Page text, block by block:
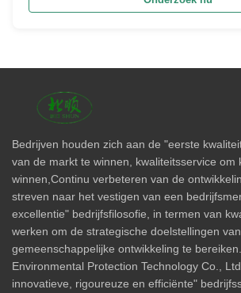
Bedrijven houden zich aan de "eerste
van de markt te winnen, kwaliteitsservice om
winnen,Continu verbeteren van de
streven naar het vestigen van een
excellentie" bedrijfsfilosofie, in termen van
werken om de strategische doelstellingen van
gemeenschappelijke ontwikkeling te
Environmental Protection Technology Co.,
innovatieve, rigoureuze en efficiënte"